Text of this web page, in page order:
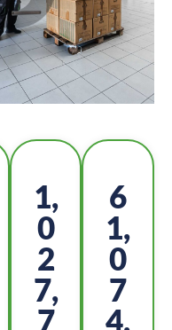
1,
1
4
4,
0
6
7,
9
8
4,